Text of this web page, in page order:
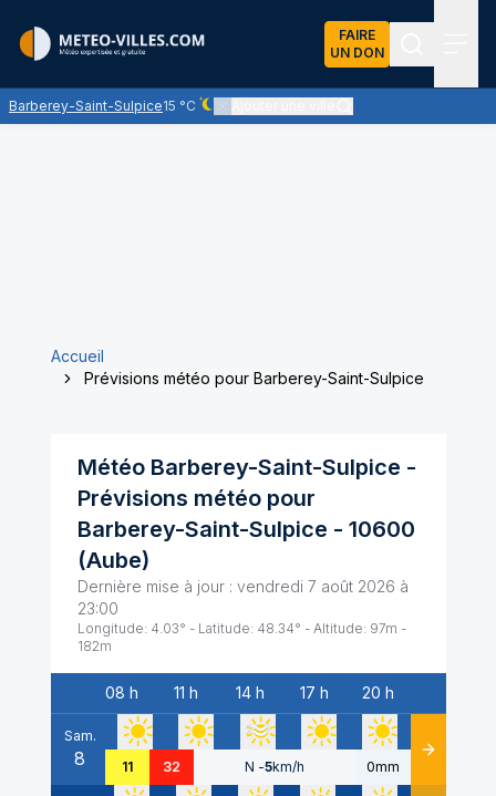
FAIRE
UN DON
Barberey-Saint-Sulpice15 °C
Ciel dégagé - quasiment pas de nuages
Accueil
Prévisions météo pour Barberey-Saint-Sulpice
Météo Barberey-Saint-Sulpice -
Prévisions météo pour
Barberey-Saint-Sulpice - 10600
(Aube)
Dernière mise à jour : vendredi 7 août 2026 à
23:00
Longitude: 4.03° - Latitude: 48.34° - Altitude: 97m -
182m
Date
08 h 11 h 14 h 17 h 20 h
Sam.
8 11 32 N -5km/h 0mm Détails